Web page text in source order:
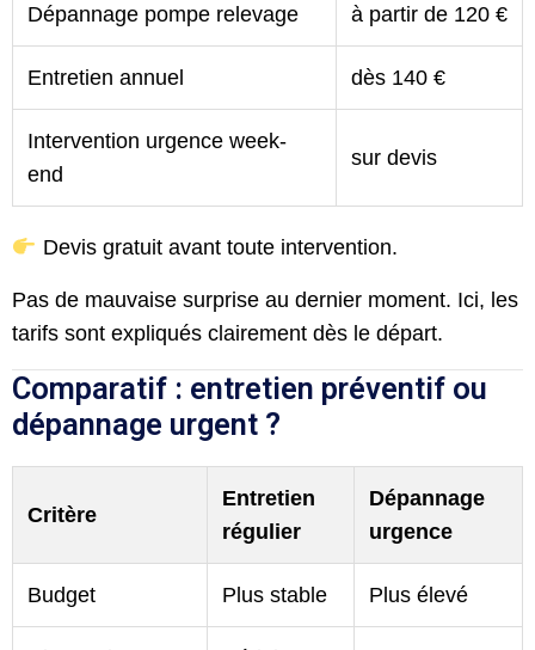
Dépannage pompe relevage à partir de 120 €
Entretien annuel dès 140 €
Intervention urgence week-
end
sur devis
Devis gratuit avant toute intervention.
Pas de mauvaise surprise au dernier moment. Ici, les
tarifs sont expliqués clairement dès le départ.
Comparatif : entretien préventif ou
dépannage urgent ?
Critère
Entretien
régulier
Dépannage
urgence
Budget Plus stable Plus élevé